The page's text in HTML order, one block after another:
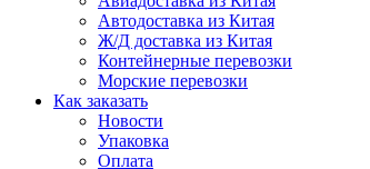
Автодоставка из Китая
Ж/Д доставка из Китая
Контейнерные перевозки
Морские перевозки
Как заказать
Новости
Упаковка
Оплата